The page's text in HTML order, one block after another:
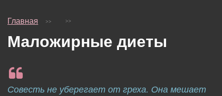
Главная
Маложирные диеты
Совесть не уберегает от греха. Она мешает